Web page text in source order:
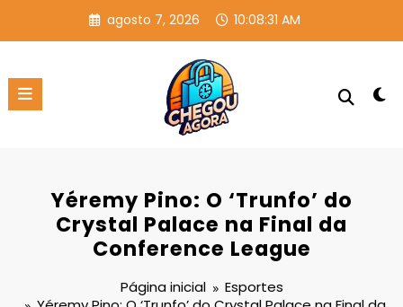
o
agosto 7, 2026 10:08:31 AM
Yéremy Pino: O ‘Trunfo’ do
Crystal Palace na Final da
Conference League
Página inicial
Esportes